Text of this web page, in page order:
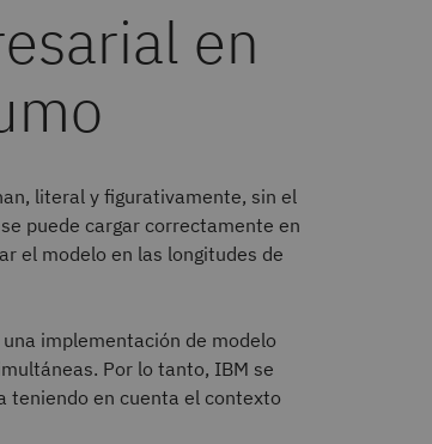
en
literal y figurativamente, sin el
puede cargar correctamente en
el modelo en las longitudes de
implementación de modelo
Por lo tanto, IBM se
teniendo en cuenta el contexto